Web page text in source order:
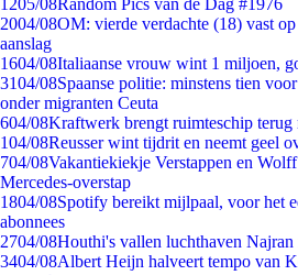
1205/08Random Pics van de Dag #1976
2004/08OM: vierde verdachte (18) vast
aanslag
1604/08Italiaanse vrouw wint 1 miljoen,
3104/08Spaanse politie: minstens tien
onder migranten Ceuta
604/08Kraftwerk brengt ruimteschip terug
104/08Reusser wint tijdrit en neemt geel
704/08Vakantiekiekje Verstappen en
Mercedes-overstap
1804/08Spotify bereikt mijlpaal, voor het
abonnees
2704/08Houthi's vallen luchthaven Najran
3404/08Albert Heijn halveert tempo van